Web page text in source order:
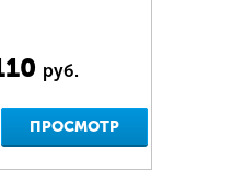
руб.
ПРОСМОТР